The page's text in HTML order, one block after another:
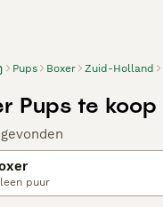
Pups Boxer Zuid-Holland
Pups te koop
puur